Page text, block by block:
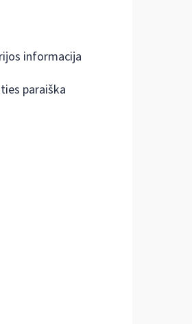
informacija
paraiška